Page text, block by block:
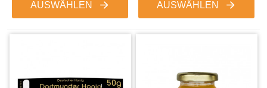
AUSWÄHLEN AUSWÄHLEN